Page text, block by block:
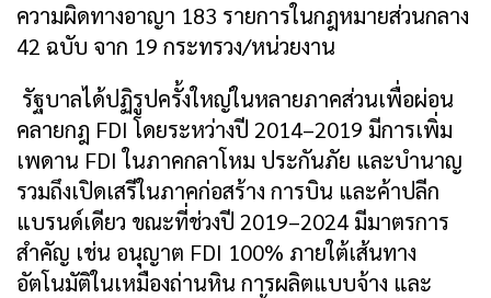
ความผิดทางอาญา 183 รายการในกฎหมายส่วนกลาง
42 ฉบับ จาก 19 กระทรวง/หน่วยงาน
รัฐบาลได้ปฏิรูปครั้งใหญ่ในหลายภาคส่วนเพื่อผ่อน
คลายกฎ FDI โดยระหว่างปี 2014–2019 มีการเพิ่ม
เพดาน FDI ในภาคกลาโหม ประกันภัย และบำนาญ
รวมถึงเปิดเสรีในภาคก่อสร้าง การบิน และค้าปลีก
แบรนด์เดียว ขณะที่ช่วงปี 2019–2024 มีมาตรการ
สำคัญ เช่น อนุญาต FDI 100% ภายใต้เส้นทาง
อัตโนมัติในเหมืองถ่านหิน การผลิตแบบจ้าง และ